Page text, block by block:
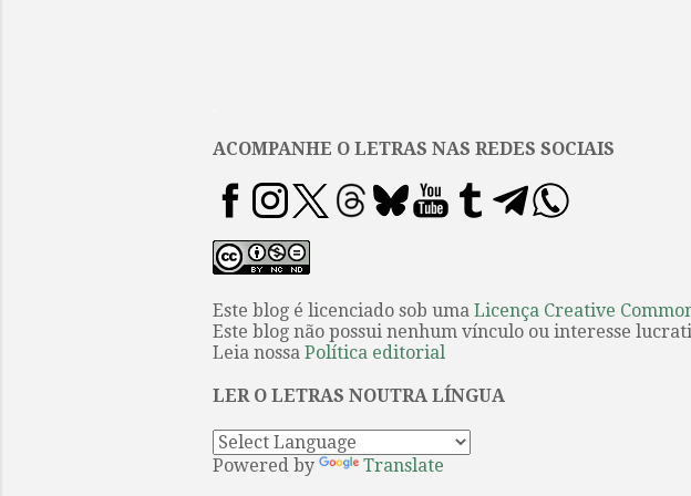
ACOMPANHE O LETRAS NAS REDES SOCIAIS
Este blog é licenciado sob uma Licença Creative
Este blog não possui nenhum vínculo ou interesse
Leia nossa Política editorial
LER O LETRAS NOUTRA LÍNGUA
Powered by Translate